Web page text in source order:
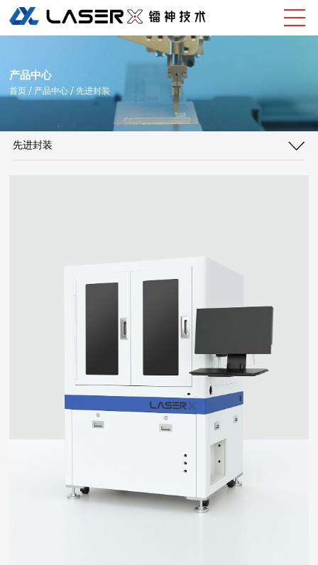
产品中心
首页 / 产品中心 / 先进封装
先进封装